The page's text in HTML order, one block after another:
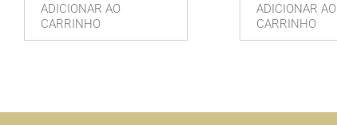
ADICIONAR AO
CARRINHO
ADICIONAR AO
CARRINHO